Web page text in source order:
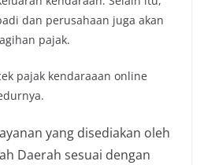
dan perusahaan juga akan
pajak.
pajak kendaraaan online
yang disediakan oleh
Daerah sesuai dengan